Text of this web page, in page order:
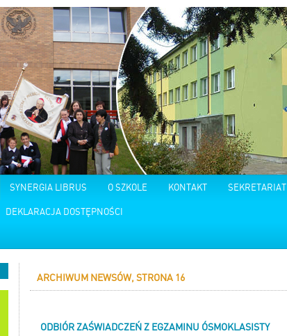
SYNERGIA LIBRUS O SZKOLE KONTAKT SEKRETARIAT
DEKLARACJA DOSTĘPNOŚCI
ARCHIWUM NEWSÓW, STRONA 16
ODBIÓR ZAŚWIADCZEŃ Z EGZAMINU ÓSMOKLASISTY